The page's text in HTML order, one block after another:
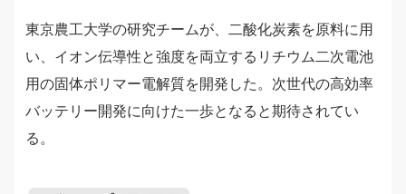
東京農工大学の研究チームが、二酸化炭素を原料に用
い、イオン伝導性と強度を両立するリチウム二次電池
用の固体ポリマー電解質を開発した。次世代の高効率
バッテリー開発に向けた一歩となると期待されてい
る。